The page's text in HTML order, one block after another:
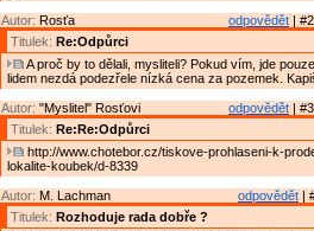
odpovědět |
Autor: Rosťa
Titulek: Re:Odpůrci
A proč by to dělali, mysliteli? Pokud vím, jde
lidem nezdá podezřele nízká cena za pozemek.
odpovědět |
Autor: "Myslitel" Rosťovi
Titulek: Re:Re:Odpůrci
http://www.chotebor.cz/tiskove-prohlaseni-k-
lokalite-koubek/d-8339
odpovědět |
Autor: M. Lachman
Titulek: Rozhoduje rada dobře ?